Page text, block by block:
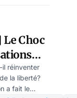
Le Choc
les
il réinventer
la liberté?
a fait le